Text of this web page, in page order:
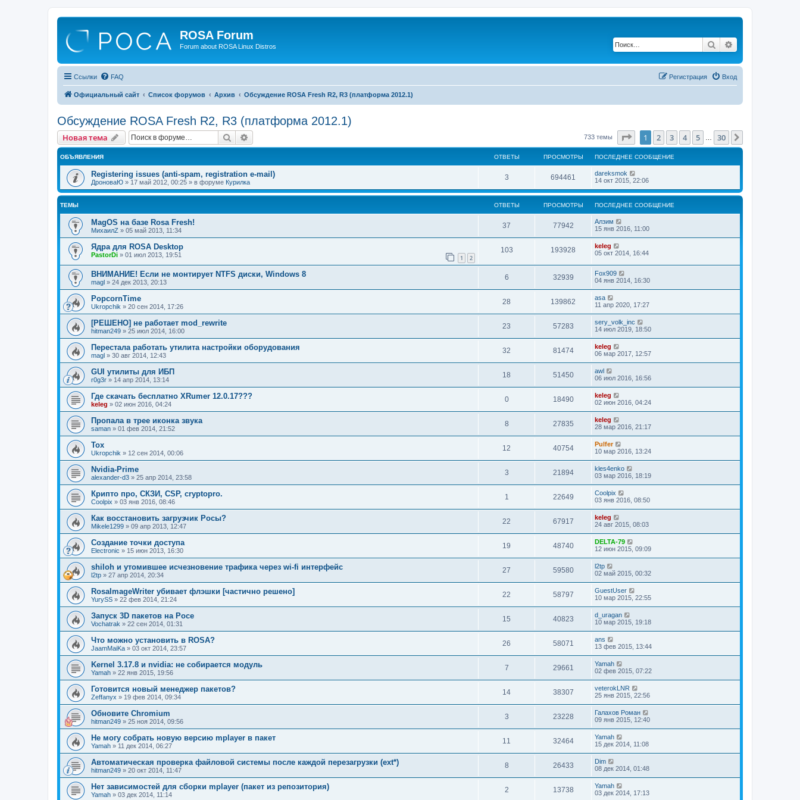
ROSA Forum
Forum about ROSA Linux Distros Поиск
Ссылки FAQ Вход
Регистрация
Официальный сайт Список форумов Архив Обсуждение ROSA Fresh R2, R3 (платформа 2012.1)
Обсуждение ROSA Fresh R2, R3 (платформа 2012.1)
Новая тема Поиск 733 темы Страница1 из 30
1 2 3 4 5 30
ОБЪЯВЛЕНИЯ ОТВЕТЫ ПРОСМОТРЫ ПОСЛЕДНЕЕ СООБЩЕНИЕ
Registering issues (anti-spam, registration e-mail)
ДроноваЮ » 17 май 2012, 00:25 » в форуме Курилка
3 694461
dareksmok
14 окт 2015, 22:06
ТЕМЫ ОТВЕТЫ ПРОСМОТРЫ ПОСЛЕДНЕЕ СООБЩЕНИЕ
MagOS на базе Rosa Fresh!
МихаилZ » 05 май 2013, 11:34
37 77942
Алзим
15 янв 2016, 11:00
Ядра для ROSA Desktop
PastorDi » 01 июл 2013, 19:51 1 2
103 193928
keleg
05 окт 2014, 16:44
ВНИМАНИЕ! Если не монтирует NTFS диски, Windows 8
magl » 24 дек 2013, 20:13
6 32939
Fox909
04 янв 2014, 16:30
PopcornTime
Ukropchik » 20 сен 2014, 17:26
28 139862
asa
11 апр 2020, 17:27
[РЕШЕНО] не работает mod_rewrite
hitman249 » 25 июл 2014, 16:00
23 57283
sery_volk_inc
14 июл 2019, 18:50
Перестала работать утилита настройки оборудования
magl » 30 авг 2014, 12:43
32 81474
keleg
06 мар 2017, 12:57
GUI утилиты для ИБП
r0g3r » 14 апр 2014, 13:14
18 51450
awl
06 июл 2016, 16:56
Где скачать бесплатно XRumer 12.0.17???
keleg » 02 июн 2016, 04:24
0 18490
keleg
02 июн 2016, 04:24
Пропала в трее иконка звука
saman » 01 фев 2014, 21:52
8 27835
keleg
28 мар 2016, 21:17
Tox
Ukropchik » 12 сен 2014, 00:06
12 40754
Pulfer
10 мар 2016, 13:24
Nvidia-Prime
alexander-d3 » 25 апр 2014, 23:58
3 21894
kles4enko
03 мар 2016, 18:19
Крипто про, СКЗИ, CSP, cryptopro.
Coolpix » 03 янв 2016, 08:46
1 22649
Coolpix
03 янв 2016, 08:50
Как восстановить загрузчик Росы?
Mikele1299 » 09 апр 2013, 12:47
22 67917
keleg
24 авг 2015, 08:03
Создание точки доступа
Electronic » 15 июн 2013, 16:30
19 48740
DELTA-79
12 июн 2015, 09:09
shiloh и утомившее исчезновение трафика через wi-fi интерфейс
l2tp » 27 апр 2014, 20:34
27 59580
l2tp
02 май 2015, 00:32
RosaImageWriter убивает флэшки [частично решено]
YurySS » 22 фев 2014, 21:24
22 58797
GuestUser
10 мар 2015, 22:55
Запуск 3D пакетов на Росе
Vochatrak » 22 сен 2014, 01:31
15 40823
d_uragan
10 мар 2015, 19:18
Что можно установить в ROSA?
JaamMaiKa » 03 окт 2014, 23:57
26 58071
ans
13 фев 2015, 13:44
Kernel 3.17.8 и nvidia: не собирается модуль
Yamah » 22 янв 2015, 19:56
7 29661
Yamah
02 фев 2015, 07:22
Готовится новый менеджер пакетов?
Zeffanyx » 19 фев 2014, 09:34
14 38307
veterokLNR
25 янв 2015, 22:56
Обновите Chromium
hitman249 » 25 ноя 2014, 09:56
3 23228
Галахов Роман
09 янв 2015, 12:40
Не могу собрать новую версию mplayer в пакет
Yamah » 11 дек 2014, 06:27
11 32464
Yamah
15 дек 2014, 11:08
Автоматическая проверка файловой системы после каждой перезагрузки (ext*)
hitman249 » 20 окт 2014, 11:47
8 26433
Dim
08 дек 2014, 01:48
Нет зависимостей для сборки mplayer (пакет из репозитория)
Yamah » 03 дек 2014, 11:14
2 13738
Yamah
03 дек 2014, 17:13